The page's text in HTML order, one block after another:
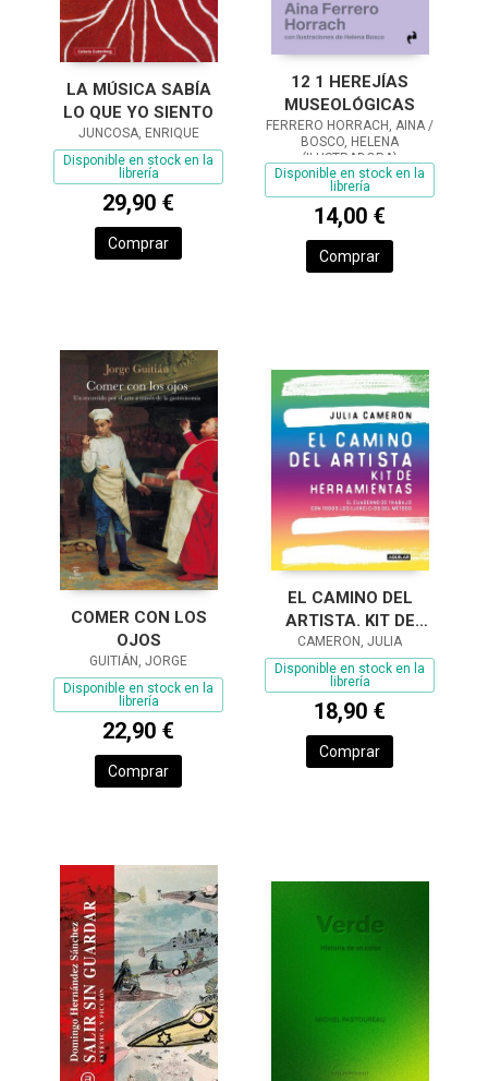
LA MÚSICA SABÍA
LO QUE YO SIENTO
JUNCOSA, ENRIQUE
Disponible en stock en la
librería
29,90 €
Comprar
12 1 HEREJÍAS
MUSEOLÓGICAS
FERRERO HORRACH, AINA /
BOSCO, HELENA
(ILUSTRADORA)
Disponible en stock en la
librería
14,00 €
Comprar
COMER CON LOS
OJOS
GUITIÁN, JORGE
Disponible en stock en la
librería
22,90 €
Comprar
EL CAMINO DEL
ARTISTA. KIT DE
HERRAMIENTAS
CAMERON, JULIA
Disponible en stock en la
librería
18,90 €
Comprar